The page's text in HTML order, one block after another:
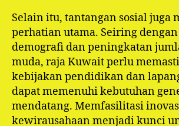
Selain itu, tantangan sosial juga
perhatian utama. Seiring
demografi dan peningkatan
muda, raja Kuwait perlu
kebijakan pendidikan dan
dapat memenuhi kebutuhan
mendatang. Memfasilitasi
kewirausahaan menjadi kunci